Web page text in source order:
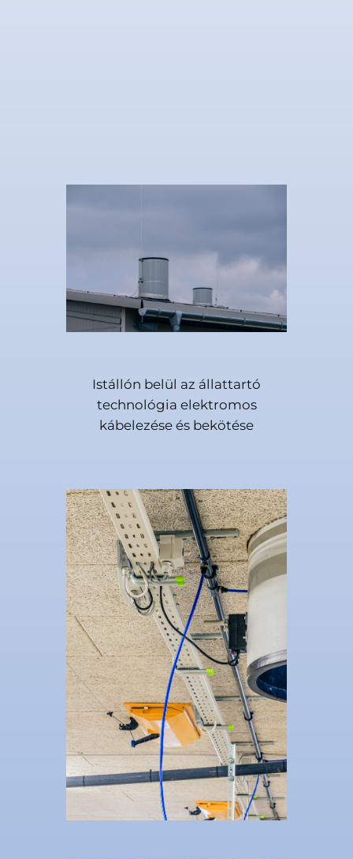
Istállón belül az állattartó
technológia elektromos
kábelezése és bekötése